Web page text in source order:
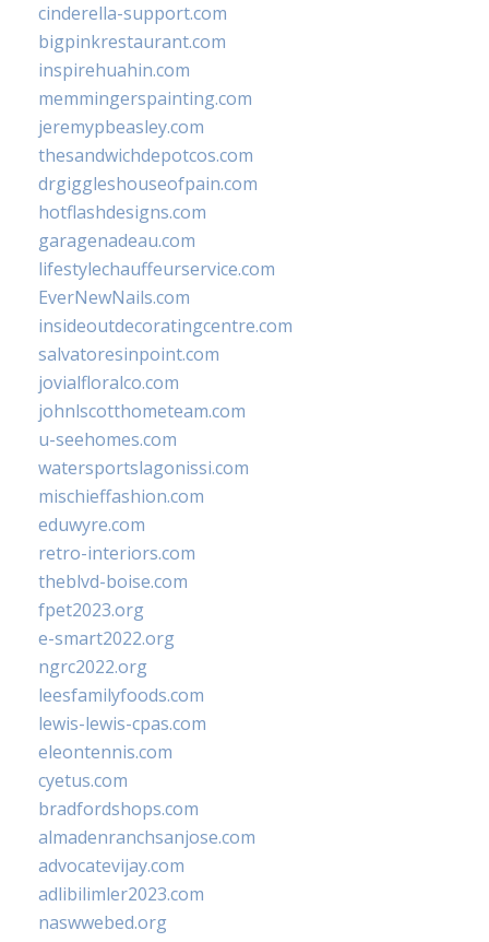
cinderella-support.com
bigpinkrestaurant.com
inspirehuahin.com
memmingerspainting.com
jeremypbeasley.com
thesandwichdepotcos.com
drgiggleshouseofpain.com
hotflashdesigns.com
garagenadeau.com
lifestylechauffeurservice.com
EverNewNails.com
insideoutdecoratingcentre.com
salvatoresinpoint.com
jovialfloralco.com
johnlscotthometeam.com
u-seehomes.com
watersportslagonissi.com
mischieffashion.com
eduwyre.com
retro-interiors.com
theblvd-boise.com
fpet2023.org
e-smart2022.org
ngrc2022.org
leesfamilyfoods.com
lewis-lewis-cpas.com
eleontennis.com
cyetus.com
bradfordshops.com
almadenranchsanjose.com
advocatevijay.com
adlibilimler2023.com
naswwebed.org